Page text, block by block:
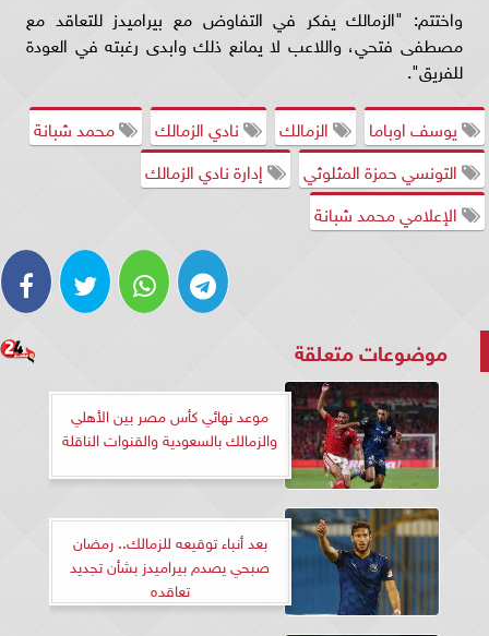
واختتم: "الزمالك يفكر في التفاوض مع بيراميدز للتعاقد مع
مصطفى فتحي، واللاعب لا يمانع ذلك وابدى رغبته في العودة
للفريق".
يوسف اوباما
الزمالك نادي الزمالك
محمد شبانة
التونسي حمزة المثلوثي
إدارة نادي الزمالك
الإعلامي محمد شبانة
موضوعات متعلقة
موعد نهائي كأس مصر بين الأهلي
والزمالك بالسعودية والقنوات الناقلة
بعد أنباء توقيعه للزمالك.. رمضان
صبحي يصدم بيراميدز بشأن تجديد
تعاقده